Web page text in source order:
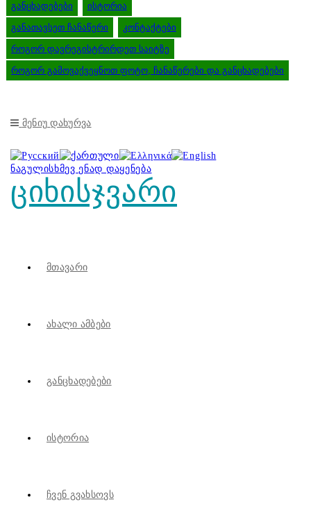
განცხადებები ისტორია
განათავსეთ ჩანაწერი კონტაქტები
როგორ დავრეგისტრირდეთ საიტზე
როგორ გამოვაქვეყნოთ ფოტო, ჩანაწერები და განცხადებები
Მენიუ Დახურვა
ნაგულისხმევ ენად დაყენება
ციხისჯვარი
Მთავარი
Ახალი Ამბები
Განცხადებები
Ისტორია
Ჩვენ Გვახსოვს